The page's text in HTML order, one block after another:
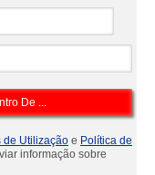
de Utilização e Política de
informação sobre